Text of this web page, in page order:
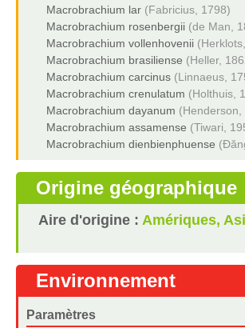
Macrobrachium lar (Fabricius, 1798)
Macrobrachium rosenbergii (de Man,
Macrobrachium vollenhovenii
Macrobrachium brasiliense (Heller,
Macrobrachium carcinus (Linnaeus,
Macrobrachium crenulatum (Holthuis,
Macrobrachium dayanum (Henderson,
Macrobrachium assamense (Tiwari,
Macrobrachium dienbienphuense
Origine géographique
Aire d'origine : Amériques,
Environnement
Paramètres